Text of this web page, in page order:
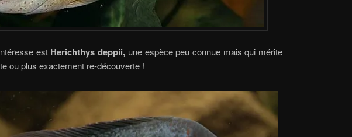
est Herichthys deppii, une espèce peu connue mais qui mérite
ou plus exactement re-découverte !